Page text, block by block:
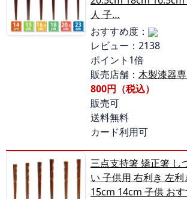
人 子…
おすすめ度：
レビュー：2138
ポイント1倍
販売店舗： 木製漆器
800円（税込）
販売可
送料無料
カード利用可
三点支持箸 矯正箸 し
い 子供用 右利き 左
15cm 14cm 子供 お